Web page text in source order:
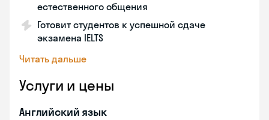
естественного общения
Готовит студентов к успешной сдаче
экзамена IELTS
Читать дальше
Услуги и цены
Английский язык